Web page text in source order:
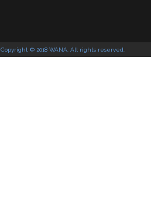
Copyright © 2018 WANA. All rights reserved.